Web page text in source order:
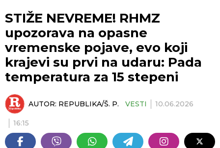
STIŽE NEVREME! RHMZ
upozorava na opasne
vremenske pojave, evo koji
krajevi su prvi na udaru: Pada
temperatura za 15 stepeni
AUTOR: REPUBLIKA/Š. P. VESTI 10.06.2026
16:15